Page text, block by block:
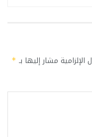
الإلزامية مشار إليها بـ *